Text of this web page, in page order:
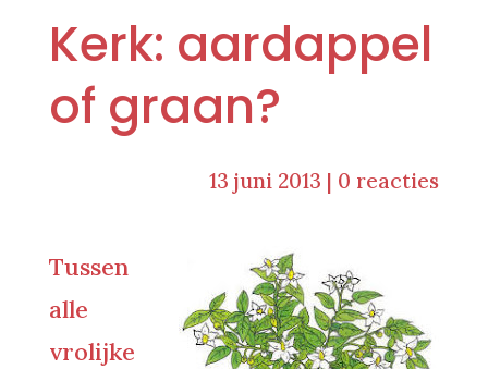
Kerk: aardappel
of graan?
13 juni 2013 | 0 reacties
Tussen
alle
vrolijke